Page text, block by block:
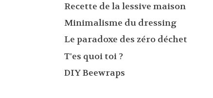
Recette de la lessive maison
Minimalisme du dressing
Le paradoxe des zéro déchet
T'es quoi toi ?
DIY Beewraps